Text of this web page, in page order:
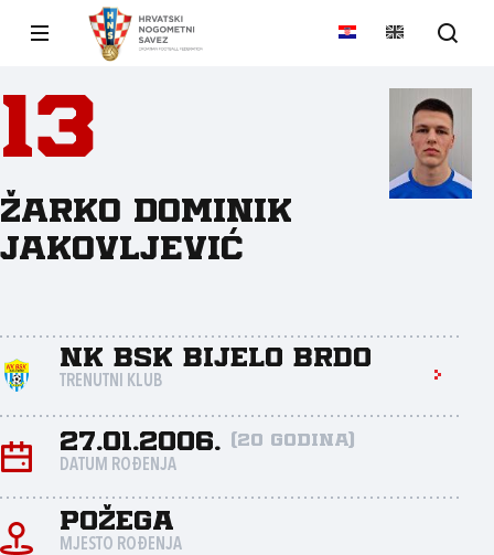
13
Žarko Dominik
Jakovljević
NK BSK Bijelo Brdo
TRENUTNI KLUB
27.01.2006. (20 godina)
DATUM ROĐENJA
Požega
MJESTO ROĐENJA